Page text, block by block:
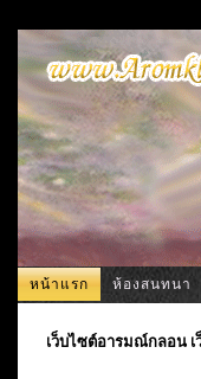
หน้าแรก ห้องสนทนา
เว็บไซต์อารมณ์กลอน